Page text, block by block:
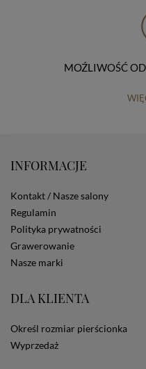
organu nadzorczego
Osobowych, ul. Stawki
prawo do cofnięcia
osobowych (masz
przetwarzanie danych
przetwarzania, którego
zgody przed jej
nie podasz danych, nie
zawartości naszej strony
Zautomatyzowane
Na stronie Sklepu są
Stosowane są one w
wygody wszystkich
przy korzystaniu ze
preferencji i ustawień na
anonimowych danych
portale
dotyczących cookies
zamieszczane w
użytkownika. Jeżeli
MOŹLIWOŚĆ
INFORMACJE
Kontakt / Nasze salony
Regulamin
Polityka prywatności
Grawerowanie
Nasze marki
DLA KLIENTA
Określ rozmiar pierścionka
Wyprzedaż